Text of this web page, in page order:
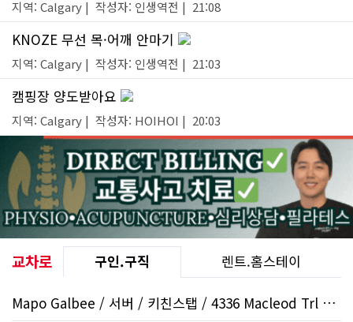
지역: Calgary | 작성자: 인생역전 | 21:08
KNOZE 무선 목·어깨 안마기
지역: Calgary | 작성자: 인생역전 | 21:03
캠핑장 양도받아요
지역: Calgary | 작성자: HOIHOI | 20:03
교차로 구인.구직 렌트.홈스테이
Mapo Galbee / 서버 / 키친스탭 / 4336 Macleod Trl SW